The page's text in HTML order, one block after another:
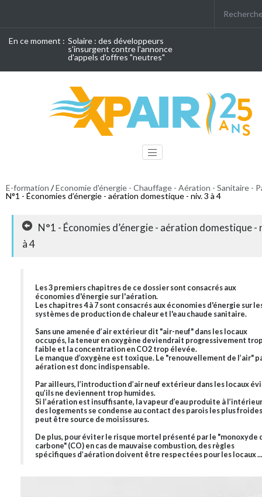
En ce moment : Solaire : des développeurs
s'insurgent contre l'annonce
d'appels d'offres "neutres"
E-formation /Economie d'énergie - Chauffage - Aération - Sanitaire -
N°1 - Économies d’énergie - aération domestique - niv. 3 à 4
N°1 - Économies d’énergie - aération domestique -
à 4
Les 3 premiers chapitres de ce dossier sont consacrés aux
économies d'énergie sur l'aération.
Les chapitres 4 à 7 sont consacrés aux économies d'énergie sur
systèmes de production de chaleur et l'eau chaude sanitaire.
Sans une amenée d’air extérieur dit "air-neuf" dans les locaux
occupés, la teneur en oxygène deviendrait progressivement
faible et la concentration en CO2 trop élevée.
Le manque d’oxygène est toxique. Le "renouvellement de l’air"
aération est donc indispensable.
Par ailleurs, l’introduction d’air neuf extérieur dans les locaux
qu’ils ne deviennent trop humides.
Si l’aération est insuffisante, la vapeur d’eau produite à l’intérieur
des logements se condense au contact des parois les plus
peut être source de moisissures.
De plus, pour éviter le risque mortel présenté par le "monoxyde
carbone" (CO) en cas de mauvaise combustion, des règles
spécifiques d’aération doivent être respectées pour les locaux ...